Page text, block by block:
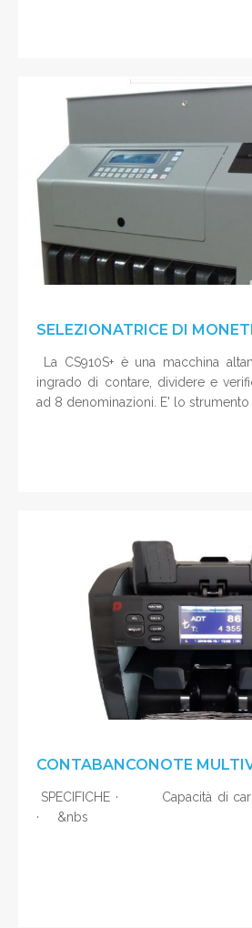
SELEZIONATRICE DI
La CS910S+ è una macchina
ingrado di contare, dividere e
ad 8 denominazioni. E' lo strumento
CONTABANCONOTE
SPECIFICHE · Capacità di
· &nbs